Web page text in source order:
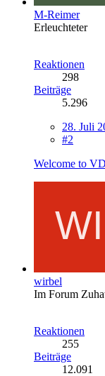
M-Reimer
Erleuchteter
Reaktionen
298
Beiträge
5.296
28. Juli
#2
Welcome to
wirbel
Im Forum
Reaktionen
255
Beiträge
12.091